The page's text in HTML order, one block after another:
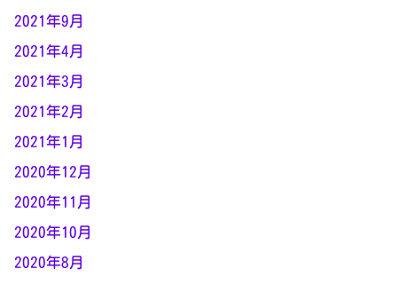
2021年9月
2021年4月
2021年3月
2021年2月
2021年1月
2020年12月
2020年11月
2020年10月
2020年8月